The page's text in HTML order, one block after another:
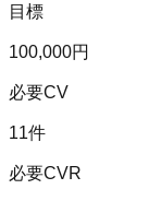
目標
100,000円
必要CV
11件
必要CVR